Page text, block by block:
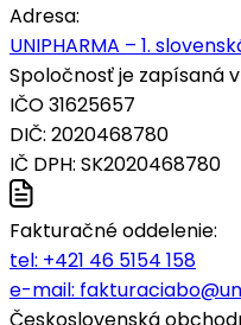
Adresa:
UNIPHARMA – 1.
Spoločnosť je zapísaná
IČO 31625657
DIČ: 2020468780
IČ DPH: SK2020468780
Fakturačné oddelenie:
tel: +421 46 5154 158
e-mail:
Československá